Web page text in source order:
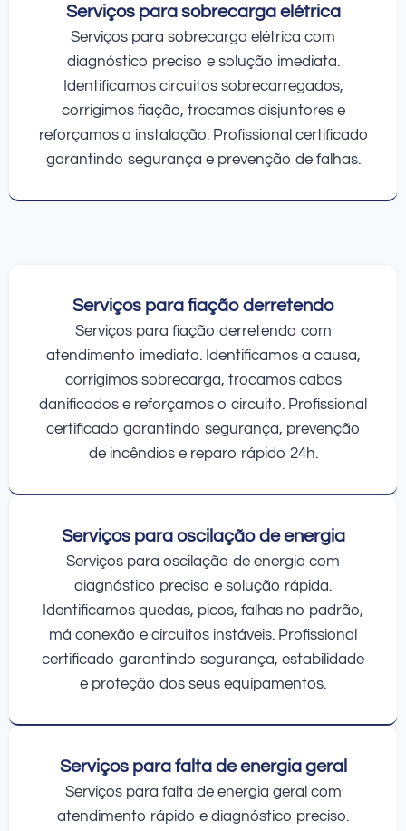
Serviços para sobrecarga elétrica
Serviços para sobrecarga elétrica com
diagnóstico preciso e solução imediata.
Identificamos circuitos sobrecarregados,
corrigimos fiação, trocamos disjuntores e
reforçamos a instalação. Profissional certificado
garantindo segurança e prevenção de falhas.
Serviços para fiação derretendo
Serviços para fiação derretendo com
atendimento imediato. Identificamos a causa,
corrigimos sobrecarga, trocamos cabos
danificados e reforçamos o circuito. Profissional
certificado garantindo segurança, prevenção
de incêndios e reparo rápido 24h.
Serviços para oscilação de energia
Serviços para oscilação de energia com
diagnóstico preciso e solução rápida.
Identificamos quedas, picos, falhas no padrão,
má conexão e circuitos instáveis. Profissional
certificado garantindo segurança, estabilidade
e proteção dos seus equipamentos.
Serviços para falta de energia geral
Serviços para falta de energia geral com
atendimento rápido e diagnóstico preciso.